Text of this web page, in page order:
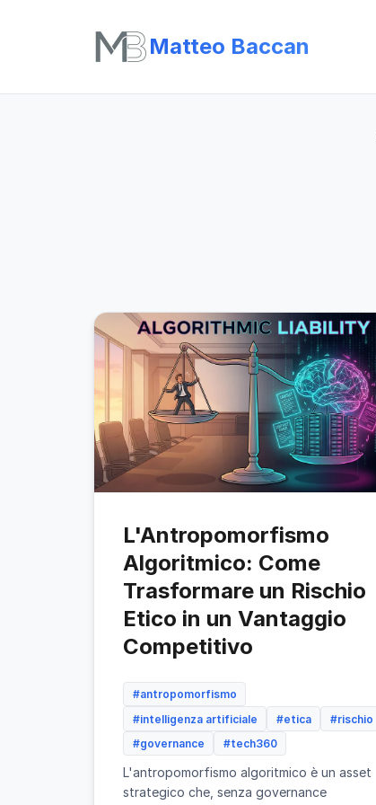
Matteo Baccan
L'Antropomorfismo
Algoritmico: Come
Trasformare un Rischio
Etico in un Vantaggio
Competitivo
#antropomorfismo
#intelligenza artificiale
#etica
#rischio
#governance
#tech360
L'antropomorfismo algoritmico è un asset
strategico che, senza governance